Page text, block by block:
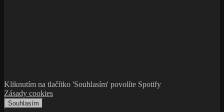
Kliknutím na tlačítko 'Souhlasím' povolíte Spotify
Zásady cookies
Souhlasím